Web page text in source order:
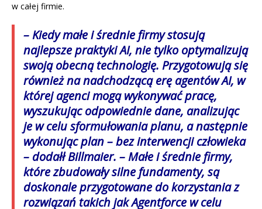
w całej firmie.
– Kiedy małe i średnie firmy stosują
najlepsze praktyki AI, nie tylko optymalizują
swoją obecną technologię. Przygotowują się
również na nadchodzącą erę agentów AI, w
której agenci mogą wykonywać pracę,
wyszukując odpowiednie dane, analizując
je w celu sformułowania planu, a następnie
wykonując plan – bez interwencji człowieka
– dodałł Billmaier. – Małe i średnie firmy,
które zbudowały silne fundamenty, są
doskonale przygotowane do korzystania z
rozwiązań takich jak Agentforce w celu